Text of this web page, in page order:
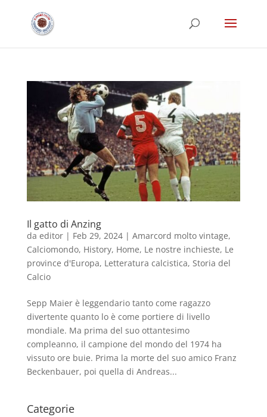
Il gatto di Anzing
da editor| Feb 29, 2024| Amarcord molto vintage,
Calciomondo, History, Home, Le nostre inchieste, Le
province d'Europa, Letteratura calcistica, Storia del
Calcio
Sepp Maier è leggendario tanto come ragazzo
divertente quanto lo è come portiere di livello
mondiale. Ma prima del suo ottantesimo
compleanno, il campione del mondo del 1974 ha
vissuto ore buie. Prima la morte del suo amico Franz
Beckenbauer, poi quella di Andreas...
Categorie